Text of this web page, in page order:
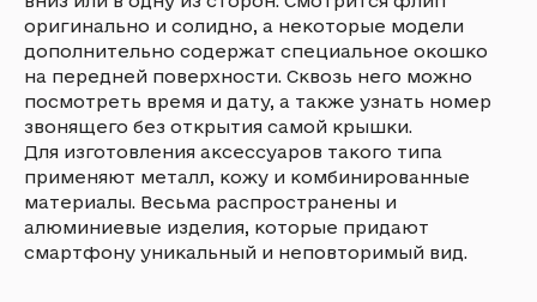
оригинально и солидно, а некоторые модели
дополнительно содержат специальное окошко
на передней поверхности. Сквозь него можно
посмотреть время и дату, а также узнать номер
звонящего без открытия самой крышки.
Для изготовления аксессуаров такого типа
применяют металл, кожу и комбинированные
материалы. Весьма распространены и
алюминиевые изделия, которые придают
смартфону уникальный и неповторимый вид.